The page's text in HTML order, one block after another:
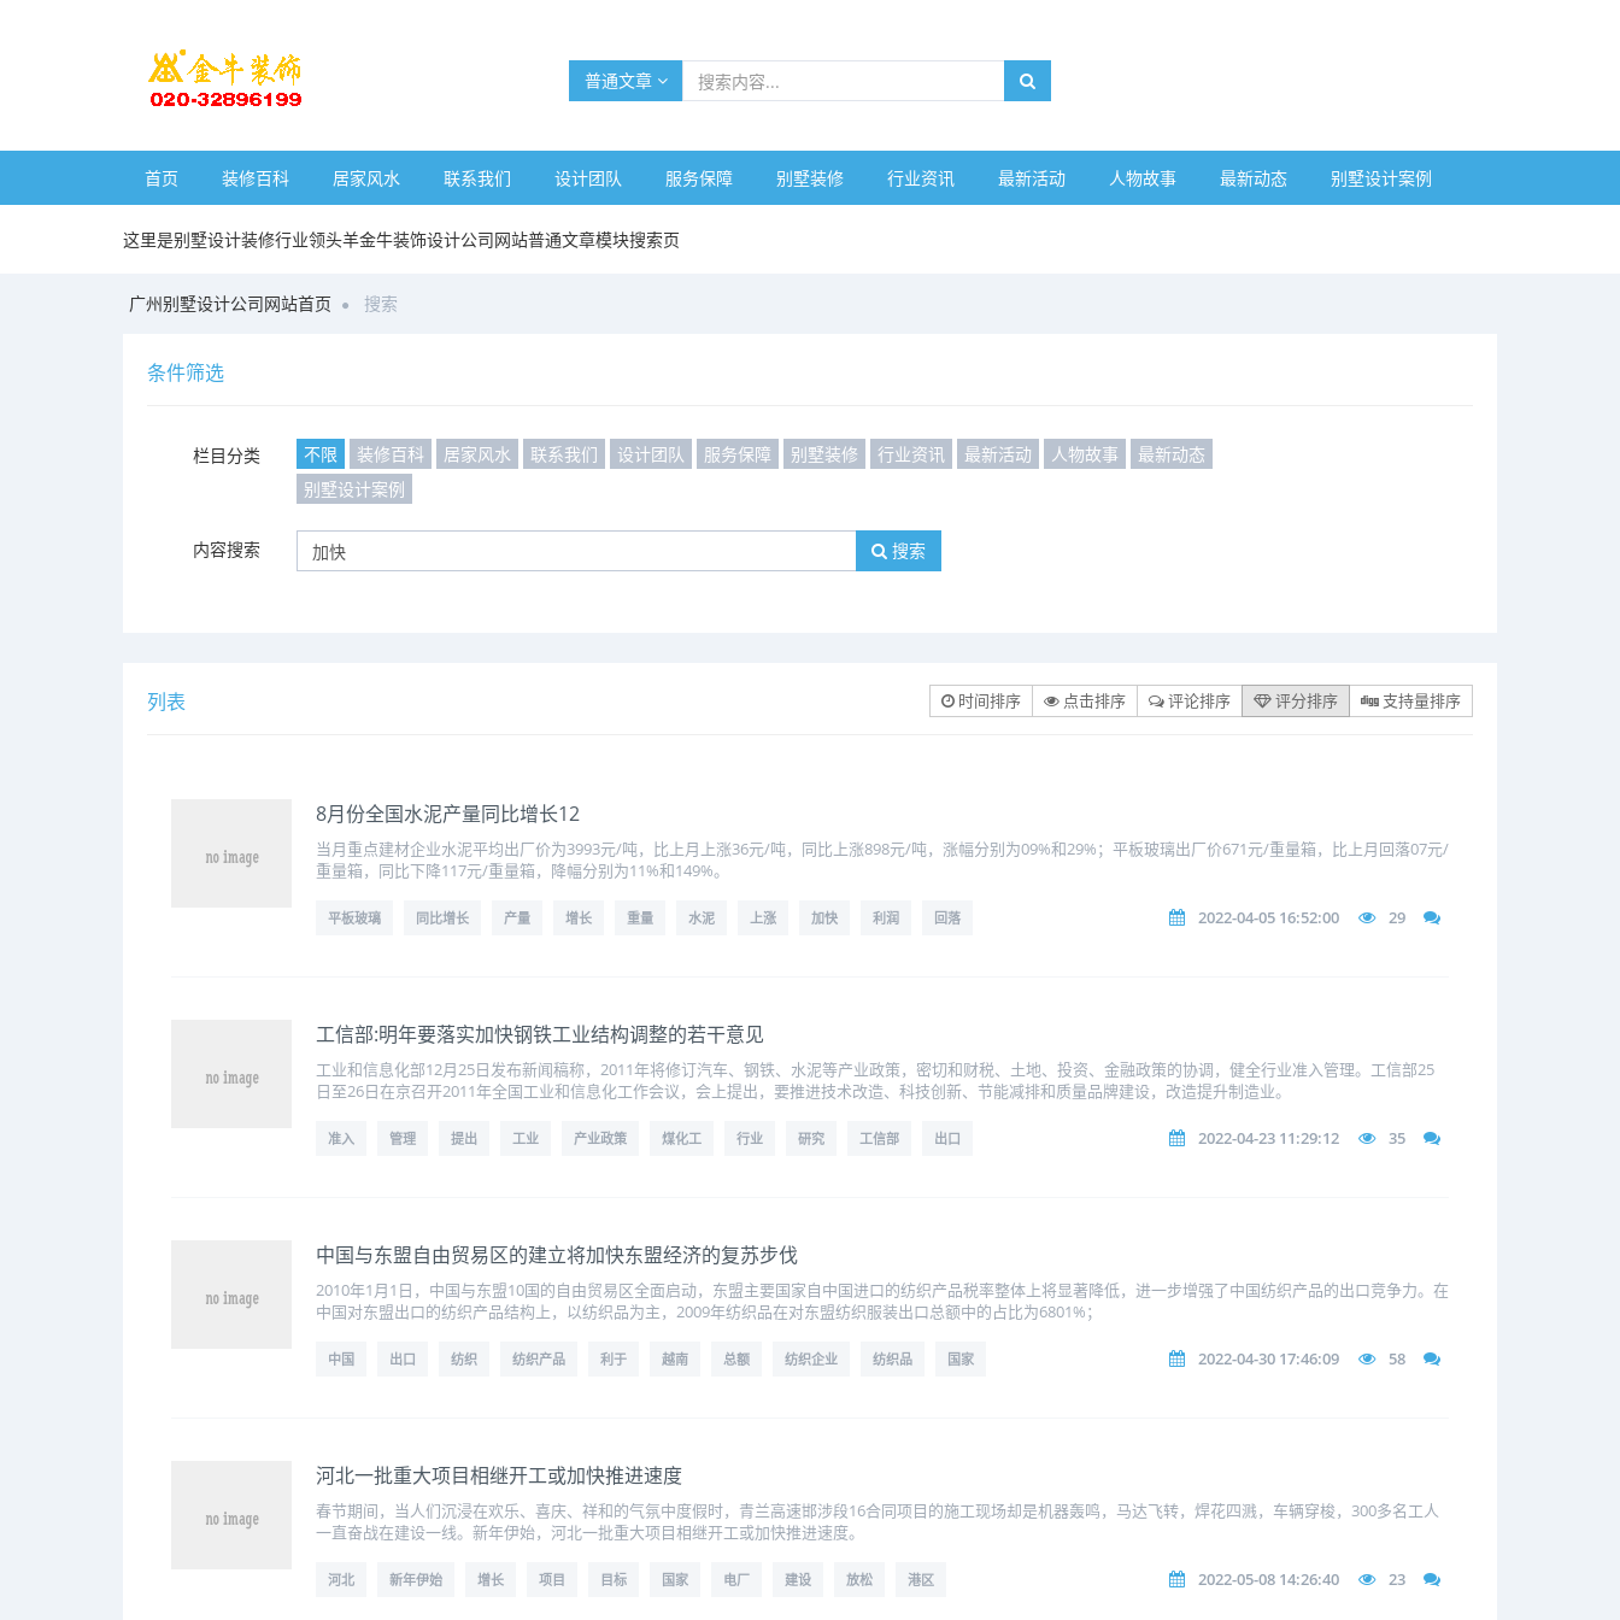
普通文章
首页 装修百科 居家风水 联系我们 设计团队 服务保障 别墅装修 行业资讯 最新活动 人物故事 最新动态 别墅设计案例
这里是别墅设计装修行业领头羊金牛装饰设计公司网站普通文章模块搜索页
广州别墅设计公司网站首页 搜索
条件筛选
栏目分类 不限 装修百科 居家风水 联系我们 设计团队 服务保障 别墅装修 行业资讯 最新活动 人物故事
最新动态
别墅设计案例
内容搜索 搜索
列表 时间排序 点击排序 评论排序 评分排序 支持量排序
8月份全国水泥产量同比增长12
当月重点建材企业水泥平均出厂价为3993元/吨，比上月上涨36元/吨，同比上涨898元/吨，涨幅分别为09%和29%；平板玻璃出厂价671元/重量箱，比上月回落07元/
重量箱，同比下降117元/重量箱，降幅分别为11%和149%。
平板玻璃 同比增长 产量 增长 重量 水泥 上涨 加快 利润 回落 2022-04-05 16:52:00 29
工信部:明年要落实加快钢铁工业结构调整的若干意见
工业和信息化部12月25日发布新闻稿称，2011年将修订汽车、钢铁、水泥等产业政策，密切和财税、土地、投资、金融政策的协调，健全行业准入管理。工信部25
日至26日在京召开2011年全国工业和信息化工作会议，会上提出，要推进技术改造、科技创新、节能减排和质量品牌建设，改造提升制造业。
准入 管理 提出 工业 产业政策 煤化工 行业 研究 工信部 出口 2022-04-23 11:29:12 35
中国与东盟自由贸易区的建立将加快东盟经济的复苏步伐
2010年1月1日，中国与东盟10国的自由贸易区全面启动，东盟主要国家自中国进口的纺织产品税率整体上将显著降低，进一步增强了中国纺织产品的出口竞争力。在
中国对东盟出口的纺织产品结构上，以纺织品为主，2009年纺织品在对东盟纺织服装出口总额中的占比为6801%；
中国 出口 纺织 纺织产品 利于 越南 总额 纺织企业 纺织品 国家 2022-04-30 17:46:09 58
河北一批重大项目相继开工或加快推进速度
春节期间，当人们沉浸在欢乐、喜庆、祥和的气氛中度假时，青兰高速邯涉段16合同项目的施工现场却是机器轰鸣，马达飞转，焊花四溅，车辆穿梭，300多名工人
一直奋战在建设一线。新年伊始，河北一批重大项目相继开工或加快推进速度。
河北 新年伊始 增长 项目 目标 国家 电厂 建设 放松 港区 2022-05-08 14:26:40 23